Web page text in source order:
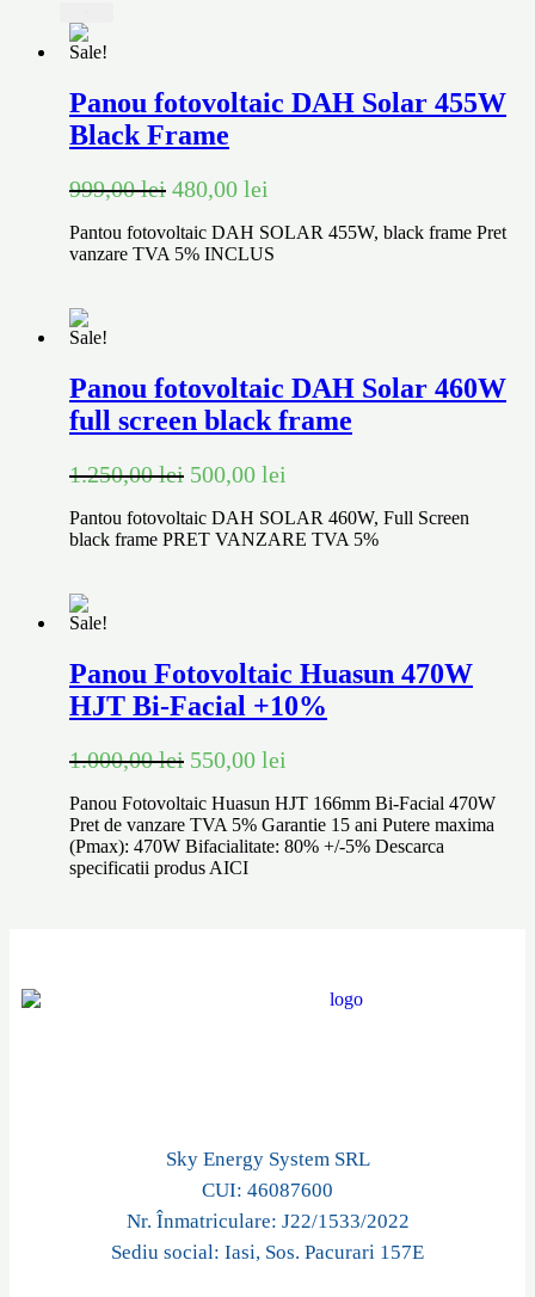
On sale
Text search
Product tags
Product tags
Sale!
Panou fotovoltaic DAH Solar 455W
Black Frame
999,00lei 480,00 lei
Pantou fotovoltaic DAH SOLAR 455W, black frame Pret
vanzare TVA 5% INCLUS
Sale!
Panou fotovoltaic DAH Solar 460W
full screen black frame
1.250,00lei 500,00 lei
Pantou fotovoltaic DAH SOLAR 460W, Full Screen
black frame PRET VANZARE TVA 5%
Sale!
Panou Fotovoltaic Huasun 470W
HJT Bi-Facial +10%
1.000,00lei 550,00 lei
Panou Fotovoltaic Huasun HJT 166mm Bi-Facial 470W
Pret de vanzare TVA 5% Garantie 15 ani Putere maxima
(Pmax): 470W Bifacialitate: 80% +/-5% Descarca
specificatii produs AICI
Sky Energy System SRL
CUI: 46087600
Nr. Înmatriculare: J22/1533/2022
Sediu social: Iasi, Sos. Pacurari 157E